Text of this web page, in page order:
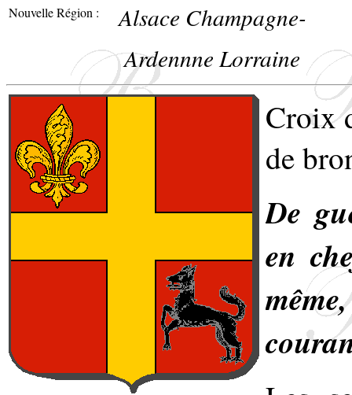
Nouvelle Région :
Alsace Champagne-
Ardennne Lorraine
Croix
de
De
en